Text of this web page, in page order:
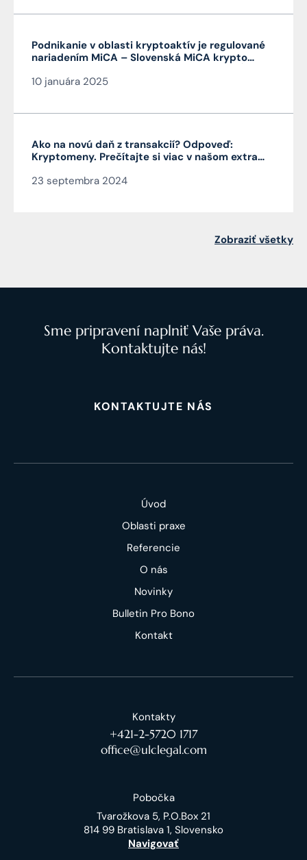
Podnikanie v oblasti kryptoaktív je regulované
nariadením MiCA – Slovenská MiCA krypto
10 januára 2025
Ako na novú daň z transakcií? Odpoveď:
Kryptomeny. Prečítajte si viac v našom extra
Čarnogurského
23 septembra 2024
Zobraziť všetky
Sme pripravení naplniť Vaše práva.
Kontaktujte nás!
KONTAKTUJTE NÁS
Úvod
Oblasti praxe
Referencie
O nás
Novinky
Bulletin Pro Bono
Kontakt
Kontakty
+421-2-5720 1717
office@ulclegal.com
Pobočka
Tvarožkova 5, P.O.Box 21
814 99 Bratislava 1, Slovensko
Navigovať